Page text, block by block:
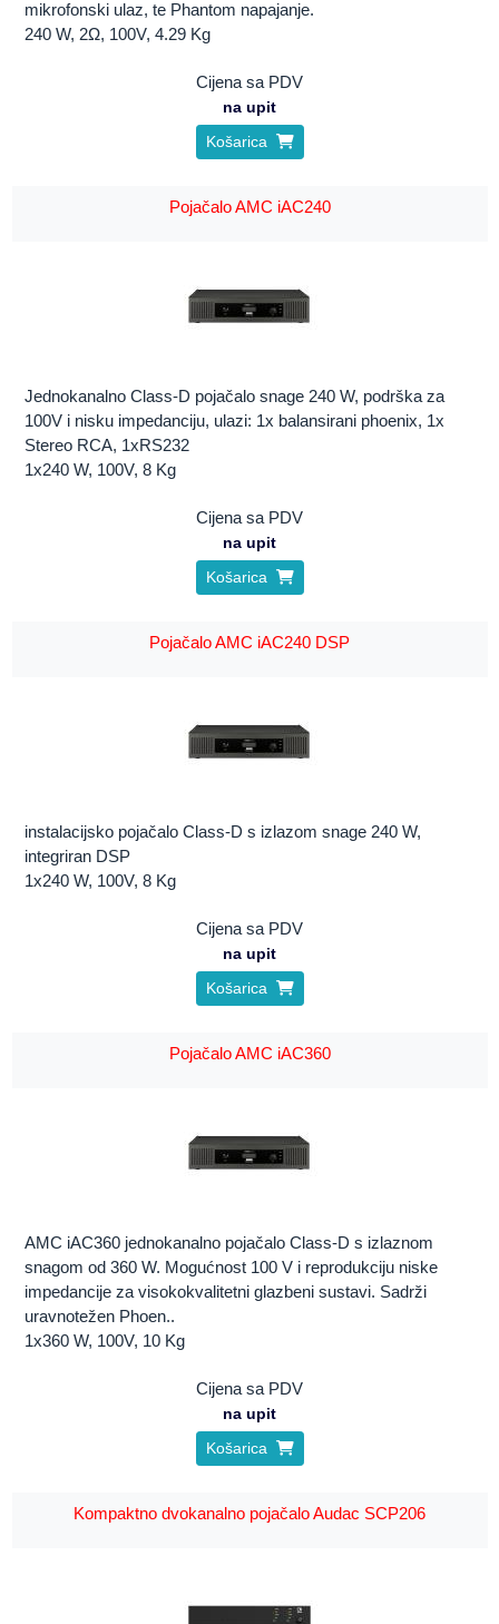
mikrofonski ulaz, te Phantom napajanje.
240 W, 2Ω, 100V, 4.29 Kg
Cijena sa PDV
na upit
Košarica
Pojačalo AMC iAC240
Jednokanalno Class-D pojačalo snage 240 W, podrška za
100V i nisku impedanciju, ulazi: 1x balansirani phoenix, 1x
Stereo RCA, 1xRS232
1x240 W, 100V, 8 Kg
Cijena sa PDV
na upit
Košarica
Pojačalo AMC iAC240 DSP
instalacijsko pojačalo Class-D s izlazom snage 240 W,
integriran DSP
1x240 W, 100V, 8 Kg
Cijena sa PDV
na upit
Košarica
Pojačalo AMC iAC360
AMC iAC360 jednokanalno pojačalo Class-D s izlaznom
snagom od 360 W. Mogućnost 100 V i reprodukciju niske
impedancije za visokokvalitetni glazbeni sustavi. Sadrži
uravnotežen Phoen..
1x360 W, 100V, 10 Kg
Cijena sa PDV
na upit
Košarica
Kompaktno dvokanalno pojačalo Audac SCP206